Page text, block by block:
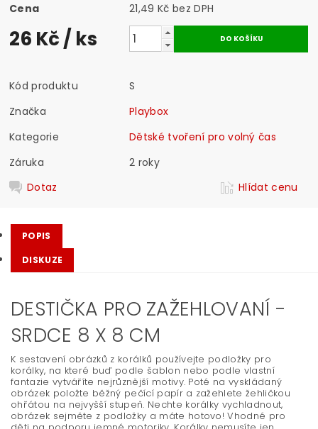
Cena
21,49 Kč bez DPH
26 Kč/ ks
Kód produktu
S
Značka
Playbox
Kategorie
Dětské tvoření pro volný čas
Záruka
2 roky
Dotaz
Hlídat cenu
POPIS
DISKUZE
DESTIČKA PRO ZAŽEHLOVANÍ -
SRDCE 8 X 8 CM
K sestavení obrázků z korálků používejte podložky pro
korálky, na které buď podle šablon nebo podle vlastní
fantazie vytváříte nejrůznější motivy. Poté na vyskládaný
obrázek položte běžný pečící papír a zažehlete žehličkou
ohřátou na nejvyšší stupeň. Nechte korálky vychladnout,
obrázek sejměte z podložky a máte hotovo! Vhodné pro